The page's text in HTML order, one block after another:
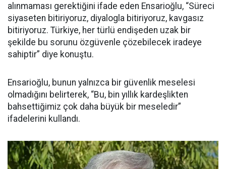
alınmaması gerektiğini ifade eden Ensarioğlu, “Süreci
siyaseten bitiriyoruz, diyalogla bitiriyoruz, kavgasız
bitiriyoruz. Türkiye, her türlü endişeden uzak bir
şekilde bu sorunu özgüvenle çözebilecek iradeye
sahiptir” diye konuştu.
Ensarioğlu, bunun yalnızca bir güvenlik meselesi
olmadığını belirterek, “Bu, bin yıllık kardeşlikten
bahsettiğimiz çok daha büyük bir meseledir”
ifadelerini kullandı.